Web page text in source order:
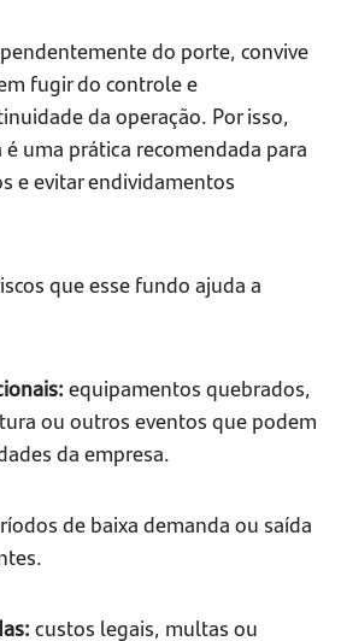
do porte, convive
fugir do controle e
da operação. Por isso,
uma prática recomendada para
e evitar endividamentos
que esse fundo ajuda a
equipamentos quebrados,
ou outros eventos que podem
da empresa.
de baixa demanda ou saída
custos legais, multas ou